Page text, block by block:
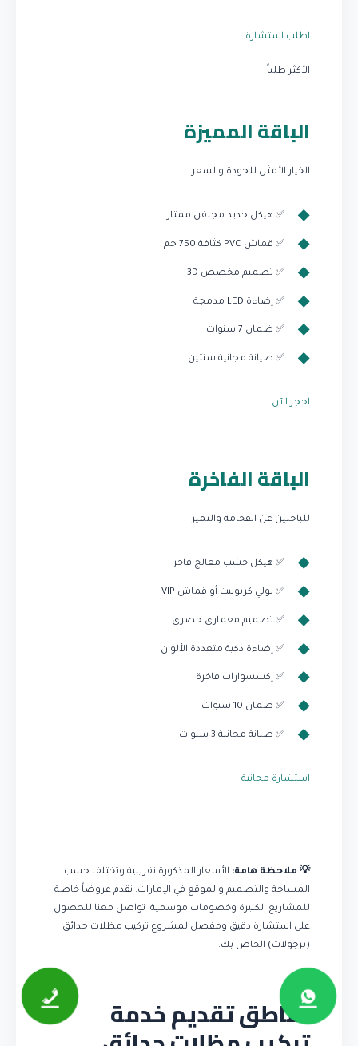
اطلب استشارة
الأكثر طلباً
الباقة المميزة
الخيار الأمثل للجودة والسعر
✅ هيكل حديد مجلفن ممتاز
✅ قماش PVC كثافة 750 جم
✅ تصميم مخصص 3D
✅ إضاءة LED مدمجة
✅ ضمان 7 سنوات
✅ صيانة مجانية سنتين
احجز الآن
الباقة الفاخرة
للباحثين عن الفخامة والتميز
✅ هيكل خشب معالج فاخر
✅ بولي كربونيت أو قماش VIP
✅ تصميم معماري حصري
✅ إضاءة ذكية متعددة الألوان
✅ إكسسوارات فاخرة
✅ ضمان 10 سنوات
✅ صيانة مجانية 3 سنوات
استشارة مجانية
💡 ملاحظة هامة: الأسعار المذكورة تقريبية وتختلف حسب
المساحة والتصميم والموقع في الإمارات. نقدم عروضاً خاصة
للمشاريع الكبيرة وخصومات موسمية. تواصل معنا للحصول
على استشارة دقيق ومفصل لمشروع تركيب مظلات حدائق
(برجولات) الخاص بك.
مناطق تقديم خدمة